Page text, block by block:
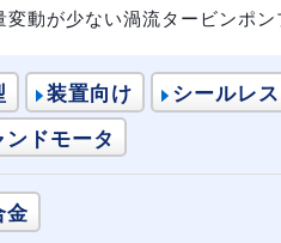
変動が少ない渦流タービンポン
装置向け
シールレス
ンドモータ
金